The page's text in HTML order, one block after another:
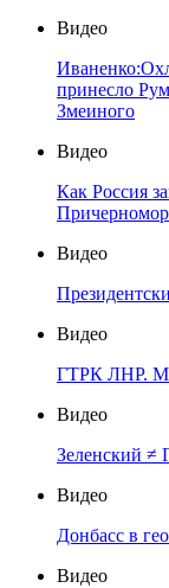
Видео
принесло
Змеиного
Видео
Как Россия
Видео
Видео
ГТРК ЛНР.
Видео
Зеленский ≠
Видео
Донбасс в
Видео